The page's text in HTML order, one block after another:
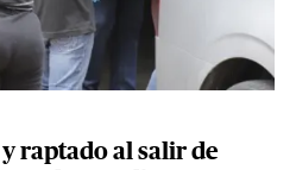
raptado al salir de